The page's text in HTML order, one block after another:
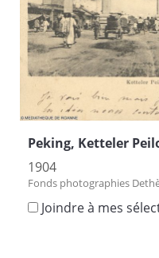
Peking, Ketteler
1904
Fonds photographies
Joindre à mes